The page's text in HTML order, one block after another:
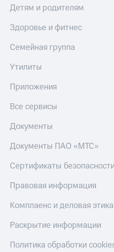
Планшеты
Акции
скидки
Детям и родителям
Здоровье и фитнес
Семейная группа
Утилиты
Приложения
Все сервисы
Документы
Документы ПАО «МТС»
Сертификаты
Правовая информация
Комплаенс и деловая этика
Раскрытие информации
Политика обработки